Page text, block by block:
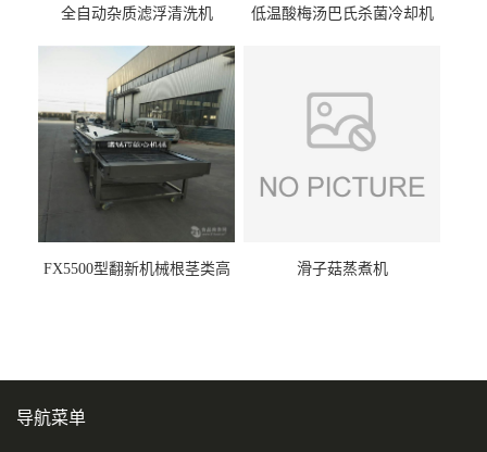
全自动杂质滤浮清洗机 低温酸梅汤巴氏杀菌冷却机
FX5500型翻新机械根茎类高
滑子菇蒸煮机
导航菜单